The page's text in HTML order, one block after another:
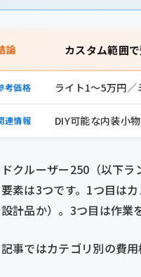
論 カスタム範囲
考価格 ライト1〜5万円
連情報 DIY可能な内装小
クルーザー250（以下
素は3つです。1つ目は
計品か）。3つ目は作業
事ではカテゴリ別の費